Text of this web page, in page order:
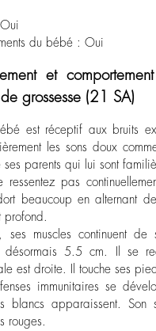
du bébé : Oui
et
grossesse (21 SA)
est réceptif aux bruits
les sons doux
parents qui lui sont
ressentez pas
beaucoup en alternant
profond.
ses muscles continuent de
désormais 5.5 cm. Il se
est droite. Il touche ses
immunitaires se
blancs apparaissent. Son
rouges.